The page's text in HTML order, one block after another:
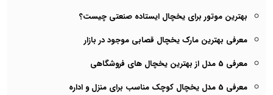
بهترین موتور برای یخچال ایستاده صنعتی چیست؟
معرفی بهترین مارک یخچال قصابی موجود در بازار
معرفی 5 مدل از بهترین یخچال های فروشگاهی
معرفی 5 مدل یخچال کوچک مناسب برای منزل و اداره